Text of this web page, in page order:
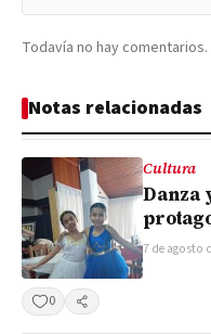
Todavía no hay
Notas relacionadas
Cultura
Danza
7 de agosto
0 Compartir